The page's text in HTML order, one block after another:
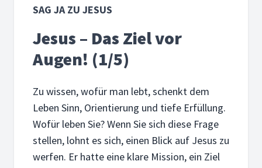
SAG JA ZU JESUS
Jesus – Das Ziel vor
Augen! (1/5)
Zu wissen, wofür man lebt, schenkt dem
Leben Sinn, Orientierung und tiefe Erfüllung.
Wofür leben Sie? Wenn Sie sich diese Frage
stellen, lohnt es sich, einen Blick auf Jesus zu
werfen. Er hatte eine klare Mission, ein Ziel